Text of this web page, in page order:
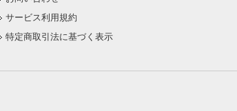
サービス利用規約
特定商取引法に基づく表示